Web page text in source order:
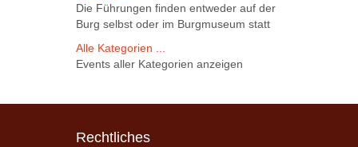
der
Paginierungsliste
Die Führungen finden entweder auf der
Burg selbst oder im Burgmuseum statt
Alle Kategorien ...
Events aller Kategorien anzeigen
Rechtliches